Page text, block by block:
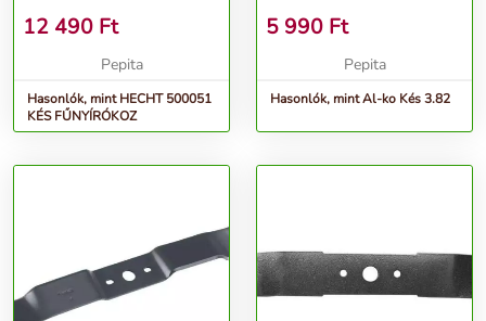
12 490 Ft
Pepita
Hasonlók, mint HECHT 500051
KÉS FŰNYÍRÓKOZ
5 990 Ft
Pepita
Hasonlók, mint Al-ko Kés 3.82